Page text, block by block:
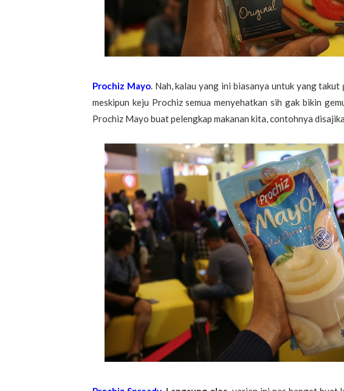
Prochiz Mayo. Nah, kalau yang ini biasanya untuk yang takut
meskipun keju Prochiz semua menyehatkan sih gak bikin
Prochiz Mayo buat pelengkap makanan kita, contohnya